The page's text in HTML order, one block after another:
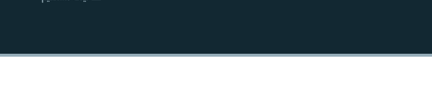
EMBED